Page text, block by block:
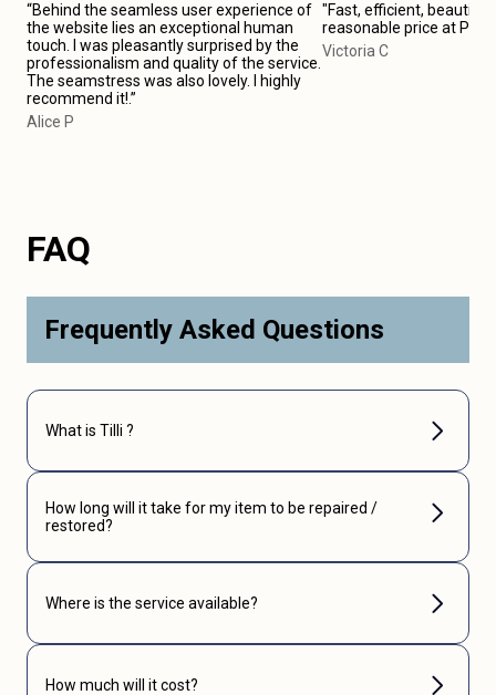
“Behind the seamless user experience of
the website lies an exceptional human
touch. I was pleasantly surprised by the
professionalism and quality of the service.
The seamstress was also lovely. I highly
recommend it!.”
Alice P
"Fast, efficient, beautiful
reasonable price at
Victoria C
FAQ
Frequently Asked Questions
What is Tilli ?
How long will it take for my item to be repaired /
restored?
Where is the service available?
How much will it cost?